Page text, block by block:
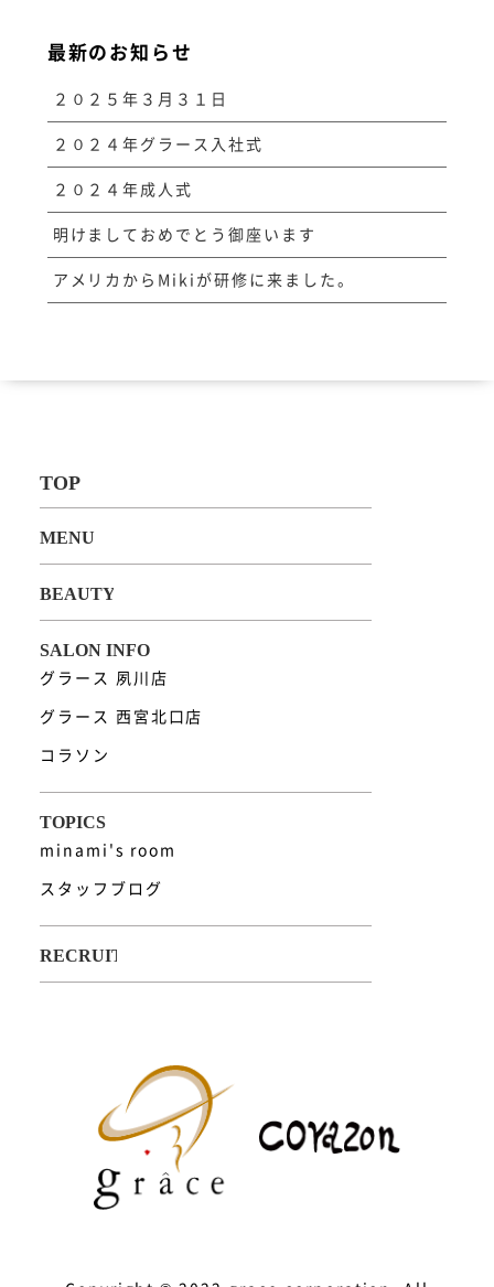
最新のお知らせ
２０２５年３月３１日
２０２４年グラース入社式
２０２４年成人式
明けましておめでとう御座います
アメリカからMikiが研修に来ました。
グラース 夙川店
グラース 西宮北口店
コラソン
minami's room
スタッフブログ